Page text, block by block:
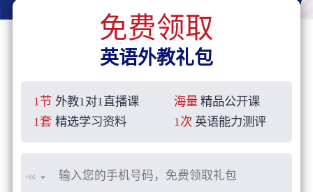
免费领取
英语外教礼包
1节 外教1对1直播课 海量 精品公开课
1套 精选学习资料 1次 英语能力测评
+86